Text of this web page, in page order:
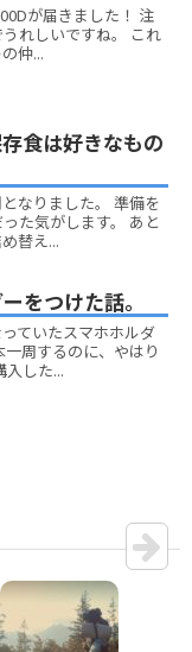
が届きました！ 注
れしいですね。 これ
仲...
食は好きなもの
なりました。 準備を
た気がします。 あと
替え...
をつけた話。
ていたスマホホルダ
周するのに、やはり
入した...